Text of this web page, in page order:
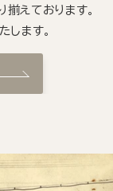
揃えております。
ます。